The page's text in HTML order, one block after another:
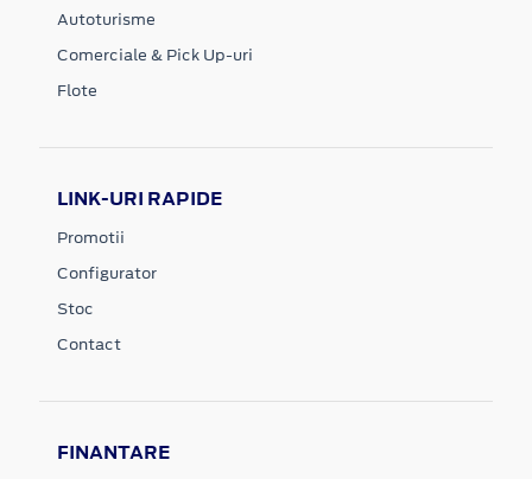
Autoturisme
Comerciale & Pick Up-uri
Flote
LINK-URI RAPIDE
Promotii
Configurator
Stoc
Contact
FINANTARE